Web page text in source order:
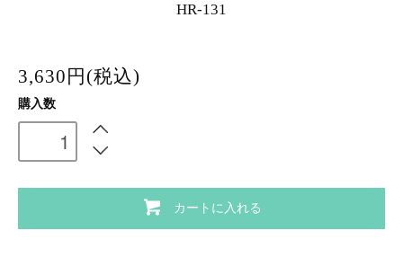
HR-131
3,630円(税込)
購入数
カートに入れる